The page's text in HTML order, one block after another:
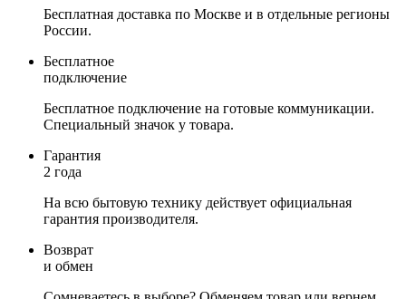
Бесплатная доставка по Москве и в отдельные регионы
России.
Бесплатное
подключение
Бесплатное подключение на готовые коммуникации.
Специальный значок у товара.
Гарантия
2 года
На всю бытовую технику действует официальная
гарантия производителя.
Возврат
и обмен